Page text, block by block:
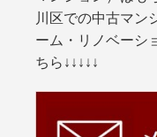
川区での中古マン
ーム・リノベーシ
ちら↓↓↓↓↓